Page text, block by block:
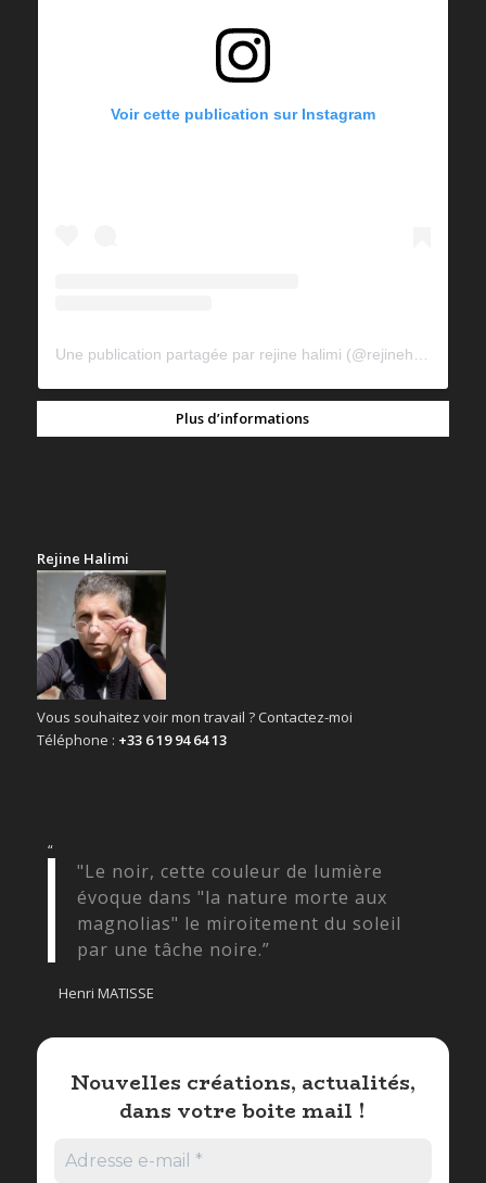
Voir cette publication sur Instagram
Plus d’informations
Rejine Halimi
Vous souhaitez voir mon travail ? Contactez-moi
Téléphone : +33 6 19 94 64 13
“
"Le noir, cette couleur de lumière
évoque dans "la nature morte aux
magnolias" le miroitement du soleil
par une tâche noire.”
Henri MATISSE
Nouvelles créations, actualités,
dans votre boite mail !